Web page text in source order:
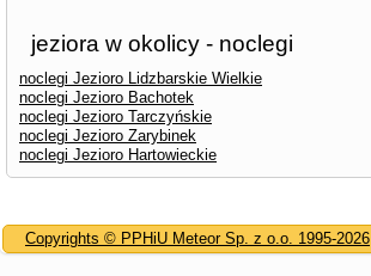
jeziora w okolicy - noclegi
noclegi Jezioro Lidzbarskie Wielkie
noclegi Jezioro Bachotek
noclegi Jezioro Tarczyńskie
noclegi Jezioro Zarybinek
noclegi Jezioro Hartowieckie
Copyrights © PPHiU Meteor Sp. z o.o. 1995-2026